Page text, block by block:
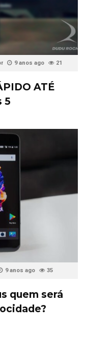
9 anos ago 21
ATÉ
5
9 anos ago 35
quem será